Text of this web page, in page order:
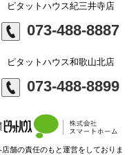
ピタットハウス紀三井寺店
073-488-8887
ピタットハウス和歌山北店
073-488-8899
舗の責任のもと運営をしておりま